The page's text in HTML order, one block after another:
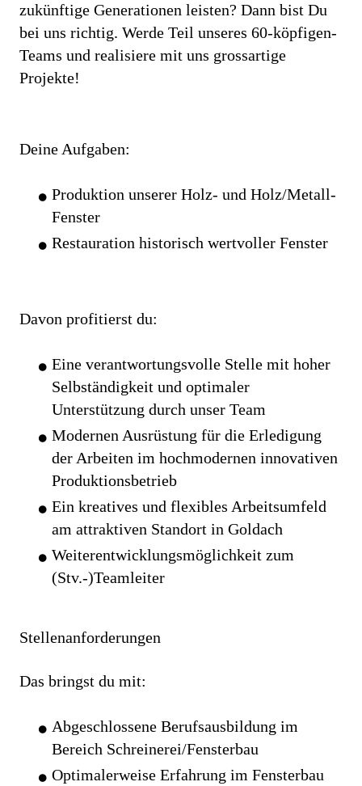
zukünftige Generationen leisten? Dann bist Du
bei uns richtig. Werde Teil unseres 60-köpfigen-
Teams und realisiere mit uns grossartige
Projekte!
Deine Aufgaben:
Produktion unserer Holz- und Holz/Metall-
Fenster
Restauration historisch wertvoller Fenster
Davon profitierst du:
Eine verantwortungsvolle Stelle mit hoher
Selbständigkeit und optimaler
Unterstützung durch unser Team
Modernen Ausrüstung für die Erledigung
der Arbeiten im hochmodernen innovativen
Produktionsbetrieb
Ein kreatives und flexibles Arbeitsumfeld
am attraktiven Standort in Goldach
Weiterentwicklungsmöglichkeit zum
(Stv.-)Teamleiter
Stellenanforderungen
Das bringst du mit:
Abgeschlossene Berufsausbildung im
Bereich Schreinerei/Fensterbau
Optimalerweise Erfahrung im Fensterbau